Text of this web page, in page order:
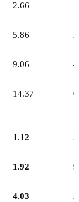
2.66
5.86
9.06
14.37
1.12
1.92
4.03